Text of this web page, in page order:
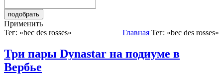
Применить
Тег: «bec des rosses»
Главная Тег: «bec des rosses»
Три пары Dynastar на подиуме в
Вербье